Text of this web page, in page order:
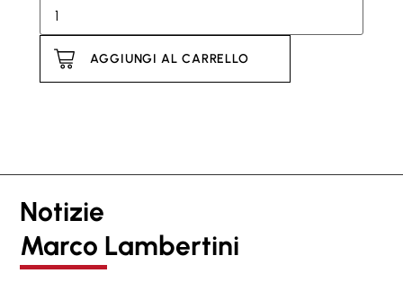
AGGIUNGI AL CARRELLO
Notizie
Marco Lambertini